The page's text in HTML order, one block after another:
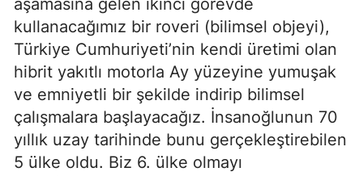
kullanacağımız bir roveri (bilimsel objeyi),
Türkiye Cumhuriyeti’nin kendi üretimi olan
hibrit yakıtlı motorla Ay yüzeyine yumuşak
ve emniyetli bir şekilde indirip bilimsel
çalışmalara başlayacağız. İnsanoğlunun 70
yıllık uzay tarihinde bunu gerçekleştirebilen
5 ülke oldu. Biz 6. ülke olmayı